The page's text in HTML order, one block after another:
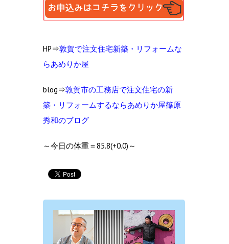
HP⇒敦賀で注文住宅新築・リフォームな
らあめりか屋
blog⇒敦賀市の工務店で注文住宅の新
築・リフォームするならあめりか屋篠原
秀和のブログ
～今日の体重＝85.8(+0.0)～